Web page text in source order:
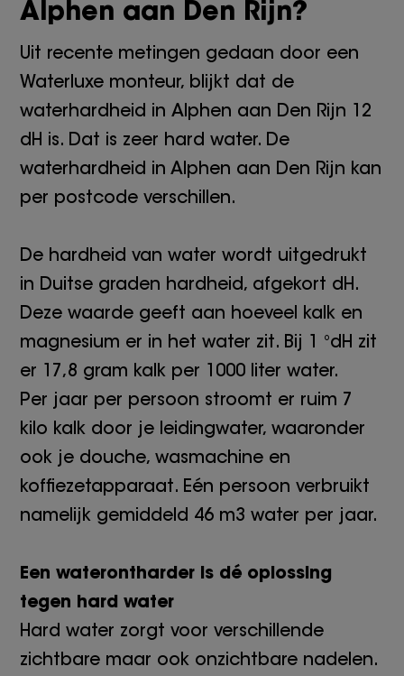
Alphen aan Den Rijn?
Uit recente metingen gedaan door een
Waterluxe monteur, blijkt dat de
waterhardheid in Alphen aan Den Rijn 12
dH is. Dat is zeer hard water. De
waterhardheid in Alphen aan Den Rijn kan
per postcode verschillen.
De hardheid van water wordt uitgedrukt
in Duitse graden hardheid, afgekort dH.
Deze waarde geeft aan hoeveel kalk en
magnesium er in het water zit. Bij 1 °dH zit
er 17,8 gram kalk per 1000 liter water.
Per jaar per persoon stroomt er ruim 7
kilo kalk door je leidingwater, waaronder
ook je douche, wasmachine en
koffiezetapparaat. Eén persoon verbruikt
namelijk gemiddeld 46 m3 water per jaar.
Een waterontharder is dé oplossing
tegen hard water
Hard water zorgt voor verschillende
zichtbare maar ook onzichtbare nadelen.